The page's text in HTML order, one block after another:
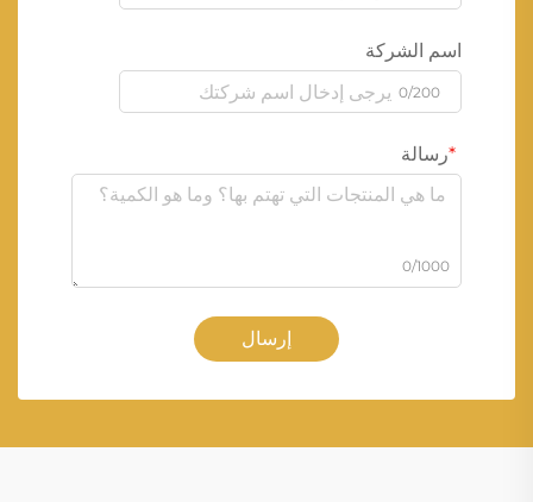
اسم الشركة
0/200
رسالة
0/1000
إرسال